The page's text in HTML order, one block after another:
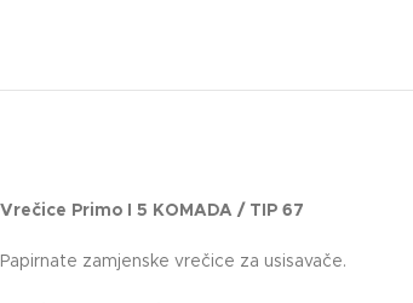
Vrečice Primo I 5 KOMADA / TIP 67
Papirnate zamjenske vrečice za usisavače.